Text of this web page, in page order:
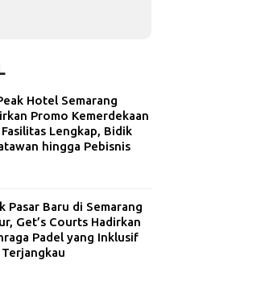
Hotel Semarang
Promo Kemerdekaan
Lengkap, Bidik
hingga Pebisnis
Pasar Baru di Semarang
Get’s Courts Hadirkan
Padel yang Inklusif